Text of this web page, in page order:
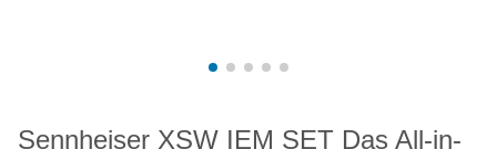
Sennheiser XSW IEM SET Das All-in-